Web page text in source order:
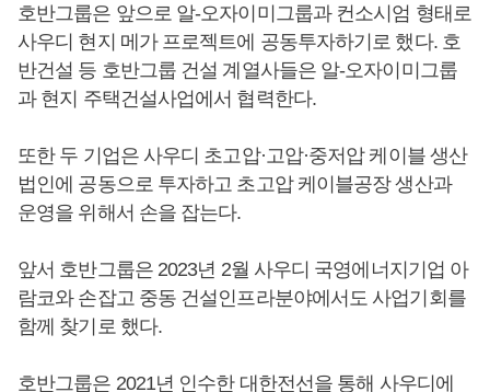
호반그룹은 앞으로 알-오자이미그룹과 컨소시엄 형태로
사우디 현지 메가 프로젝트에 공동투자하기로 했다. 호
반건설 등 호반그룹 건설 계열사들은 알-오자이미그룹
과 현지 주택건설사업에서 협력한다.
또한 두 기업은 사우디 초고압·고압·중저압 케이블 생산
법인에 공동으로 투자하고 초고압 케이블공장 생산과
운영을 위해서 손을 잡는다.
앞서 호반그룹은 2023년 2월 사우디 국영에너지기업 아
람코와 손잡고 중동 건설인프라분야에서도 사업기회를
함께 찾기로 했다.
호반그룹은 2021년 인수한 대한전선을 통해 사우디에